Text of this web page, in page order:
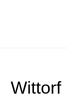
Wittorf